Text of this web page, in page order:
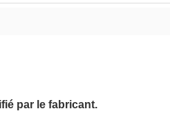
par le fabricant.